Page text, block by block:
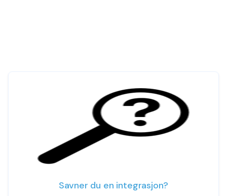
Savner du en integrasjon?